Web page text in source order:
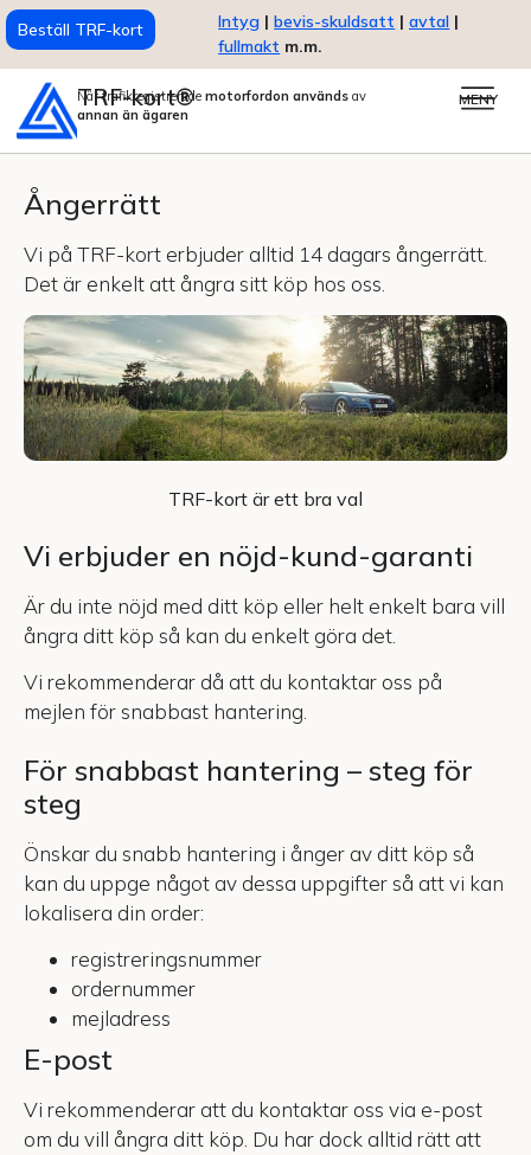
Beställ TRF-kort Intyg | bevis-skuldsatt | avtal |
fullmakt m.m.
TRF-kort®
När trafikregistrerade motorfordon används av
annan än ägaren
MENY
Ångerrätt
Vi på TRF-kort erbjuder alltid 14 dagars ångerrätt.
Det är enkelt att ångra sitt köp hos oss.
TRF-kort är ett bra val
Vi erbjuder en nöjd-kund-garanti
Är du inte nöjd med ditt köp eller helt enkelt bara vill
ångra ditt köp så kan du enkelt göra det.
Vi rekommenderar då att du kontaktar oss på
mejlen för snabbast hantering.
För snabbast hantering – steg för
steg
Önskar du snabb hantering i ånger av ditt köp så
kan du uppge något av dessa uppgifter så att vi kan
lokalisera din order:
registreringsnummer
ordernummer
mejladress
E-post
Vi rekommenderar att du kontaktar oss via e-post
om du vill ångra ditt köp. Du har dock alltid rätt att